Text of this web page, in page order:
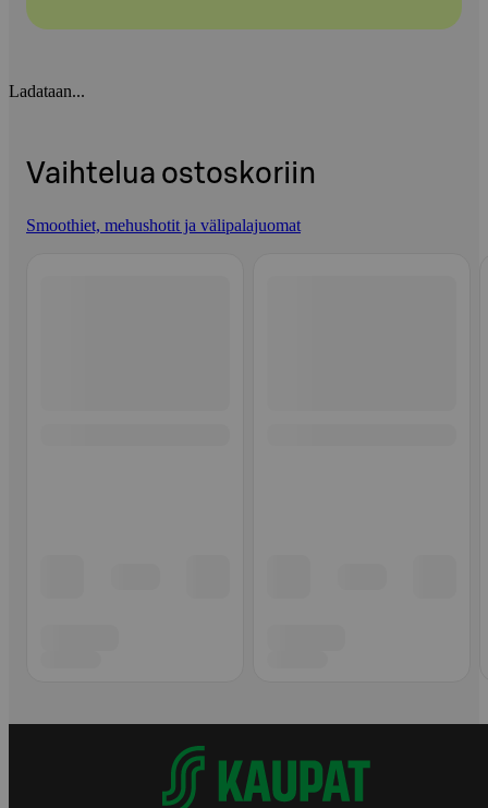
Ladataan...
Vaihtelua ostoskoriin
Smoothiet, mehushotit ja välipalajuomat